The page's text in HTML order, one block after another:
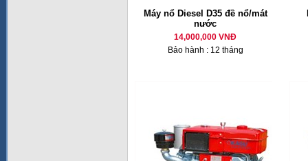
Máy nổ Diesel D35 đề nổ/mát
nước
14,000,000 VNĐ
Bảo hành : 12 tháng